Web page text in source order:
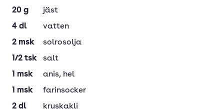
20 g
jäst
4 dl
vatten
2 msk
solrosolja
1/2 tsk
salt
1 msk anis, hel
1 msk
farinsocker
2 dl
kruskakli